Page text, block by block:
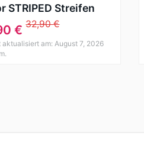
STRIPED Streifen
SHIRT
€32,90 €
aktualisiert am: August 7, 2026